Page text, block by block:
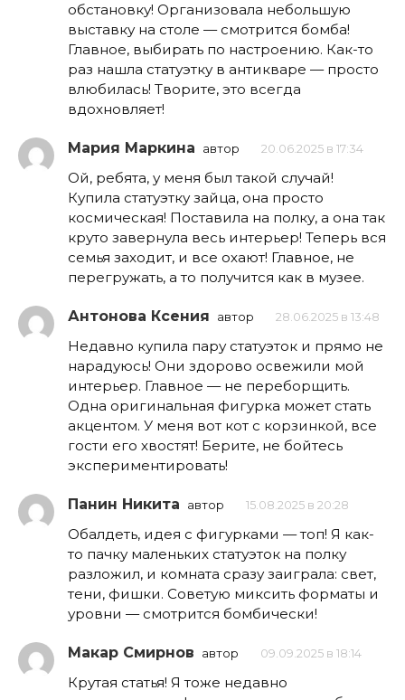
обстановку! Организовала небольшую
выставку на столе — смотрится бомба!
Главное, выбирать по настроению. Как-то
раз нашла статуэтку в антикваре — просто
влюбилась! Творите, это всегда
вдохновляет!
Мария Маркина автор 20.06.2025 в 17:34
Ой, ребята, у меня был такой случай!
Купила статуэтку зайца, она просто
космическая! Поставила на полку, а она так
круто завернула весь интерьер! Теперь вся
семья заходит, и все охают! Главное, не
перегружать, а то получится как в музее.
Антонова Ксения автор 28.06.2025 в 13:48
Недавно купила пару статуэток и прямо не
нарадуюсь! Они здорово освежили мой
интерьер. Главное — не переборщить.
Одна оригинальная фигурка может стать
акцентом. У меня вот кот с корзинкой, все
гости его хвостят! Берите, не бойтесь
экспериментировать!
Панин Никита автор 15.08.2025 в 20:28
Обалдеть, идея с фигурками — топ! Я как-
то пачку маленьких статуэток на полку
разложил, и комната сразу заиграла: свет,
тени, фишки. Советую миксить форматы и
уровни — смотрится бомбически!
Макар Смирнов автор 09.09.2025 в 18:14
Крутая статья! Я тоже недавно